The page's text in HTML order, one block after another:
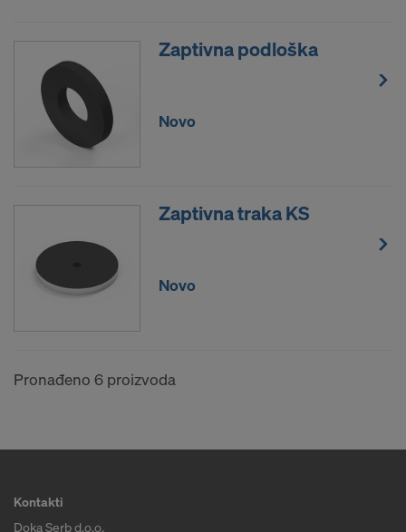
Zaptivna podloška
Novo
Zaptivna traka KS
Novo
Pronađeno 6 proizvoda
Kontakti
Doka Serb d.o.o.